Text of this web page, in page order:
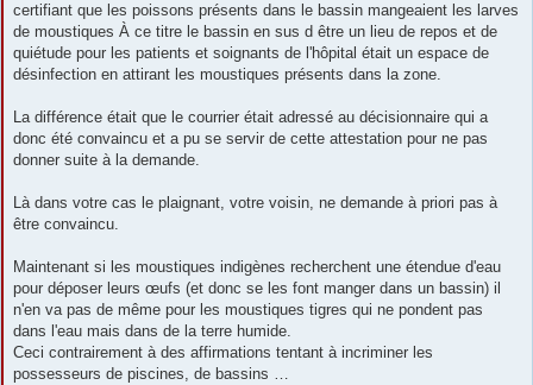
certifiant que les poissons présents dans le bassin mangeaient les larves
de moustiques À ce titre le bassin en sus d être un lieu de repos et de
quiétude pour les patients et soignants de l'hôpital était un espace de
désinfection en attirant les moustiques présents dans la zone.
La différence était que le courrier était adressé au décisionnaire qui a
donc été convaincu et a pu se servir de cette attestation pour ne pas
donner suite à la demande.
Là dans votre cas le plaignant, votre voisin, ne demande à priori pas à
être convaincu.
Maintenant si les moustiques indigènes recherchent une étendue d'eau
pour déposer leurs œufs (et donc se les font manger dans un bassin) il
n'en va pas de même pour les moustiques tigres qui ne pondent pas
dans l'eau mais dans de la terre humide.
Ceci contrairement à des affirmations tentant à incriminer les
possesseurs de piscines, de bassins …